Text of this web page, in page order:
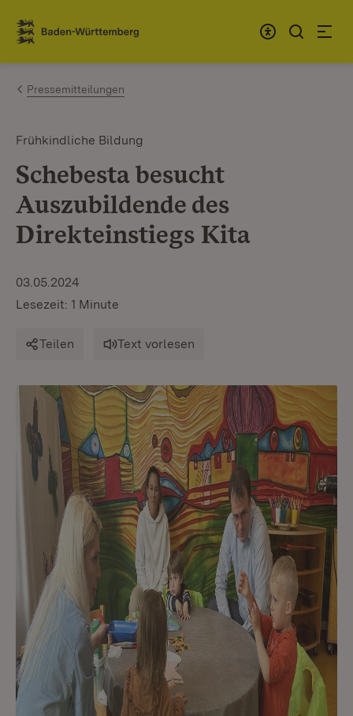
Zum Inhalt springen
Link zur Startseite
Pressemitteilungen
Frühkindliche Bildung
Schebesta besucht
Auszubildende des
Direkteinstiegs Kita
03.05.2024
Lesezeit: 1 Minute
Teilen Text vorlesen